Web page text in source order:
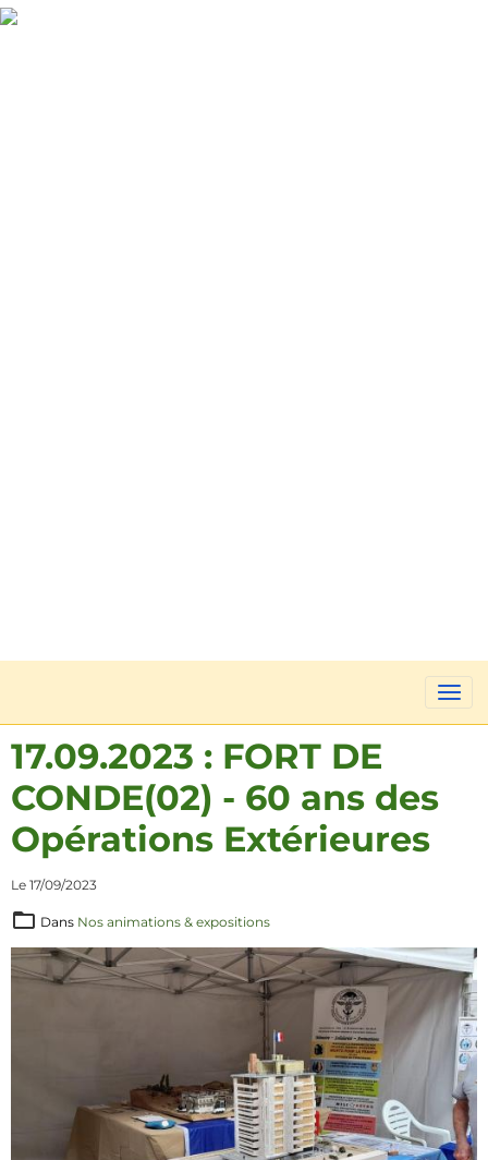
17.09.2023 : FORT DE
CONDE(02) - 60 ans des
Opérations Extérieures
Le 17/09/2023
Dans Nos animations & expositions